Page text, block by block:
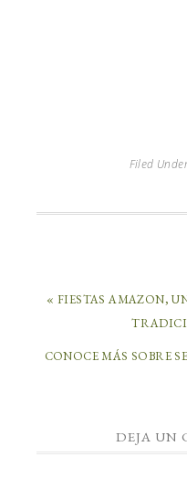
Filed
« FIESTAS AMAZON,
CONOCE MÁS SOBRE
DEJA UN